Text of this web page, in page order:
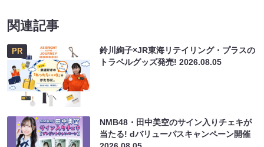
関連記事
PR
鈴川絢子×JR東海リテイリング・プラスの
トラベルグッズ発売!2026.08.05
NMB48・田中美空のサイン入りチェキが
当たる! dバリューパスキャンペーン開催